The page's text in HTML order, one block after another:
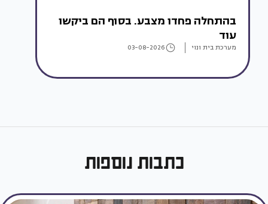
בהתחלה פחדו מצבע. בסוף הם ביקשו
עוד
מערכת בית ונוי 03-08-2026
כתבות נוספות